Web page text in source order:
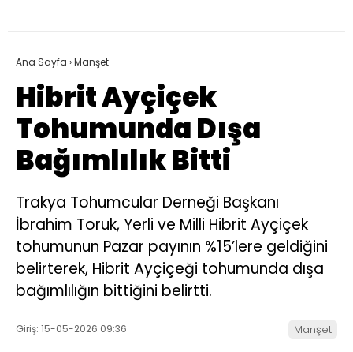
Ana Sayfa ›Manşet
Hibrit Ayçiçek
Tohumunda Dışa
Bağımlılık Bitti
Trakya Tohumcular Derneği Başkanı
İbrahim Toruk, Yerli ve Milli Hibrit Ayçiçek
tohumunun Pazar payının %15’lere geldiğini
belirterek, Hibrit Ayçiçeği tohumunda dışa
bağımlılığın bittiğini belirtti.
Giriş: 15-05-2026 09:36 Manşet